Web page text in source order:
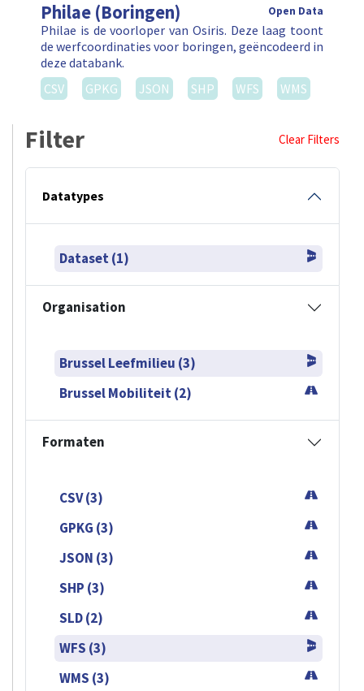
Philae (Boringen) Open Data
Philae is de voorloper van Osiris. Deze laag toont
de werfcoordinaties voor boringen, geëncodeerd in
deze databank.
CSV
GPKG JSON SHP WFS WMS
Filter Clear Filters
Datatypes
Dataset (1)
Organisation
Brussel Leefmilieu (3)
Brussel Mobiliteit (2)
Formaten
CSV (3)
GPKG (3)
JSON (3)
SHP (3)
SLD (2)
WFS (3)
WMS (3)